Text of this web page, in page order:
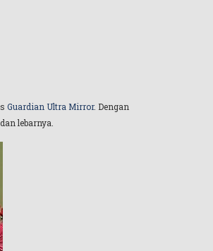
Guardian Ultra Mirror. Dengan
lebarnya.